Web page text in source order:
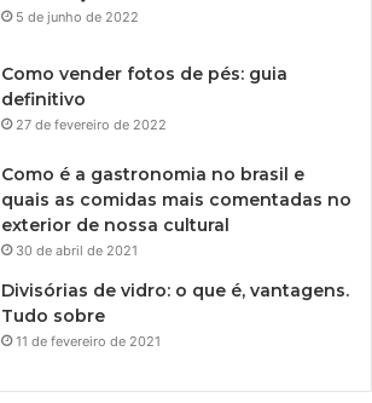
5 de junho de 2022
Como vender fotos de pés: guia
definitivo
27 de fevereiro de 2022
Como é a gastronomia no brasil e
quais as comidas mais comentadas no
exterior de nossa cultural
30 de abril de 2021
Divisórias de vidro: o que é, vantagens.
Tudo sobre
11 de fevereiro de 2021